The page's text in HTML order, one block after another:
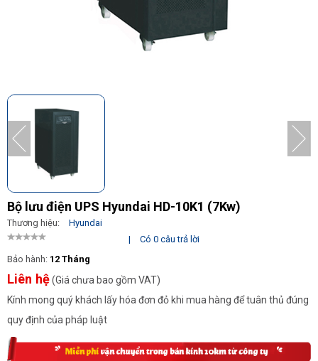
Bộ lưu điện UPS Hyundai HD-10K1 (7Kw)
Thương hiệu:
Hyundai
|
Có 0 câu trả lời
Bảo hành: 12 Tháng
Liên hệ(Giá chưa bao gồm VAT)
Kính mong quý khách lấy hóa đơn đỏ khi mua hàng để tuân thủ đúng
quy định của pháp luật